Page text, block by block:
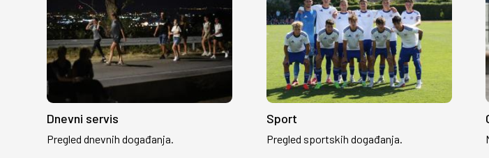
Dnevni servis
Pregled dnevnih događanja.
Sport
Pregled sportskih događanja.